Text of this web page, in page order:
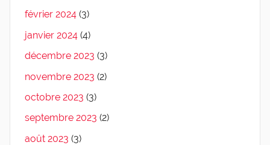
février 2024 (3)
janvier 2024 (4)
décembre 2023 (3)
novembre 2023 (2)
octobre 2023 (3)
septembre 2023 (2)
août 2023 (3)